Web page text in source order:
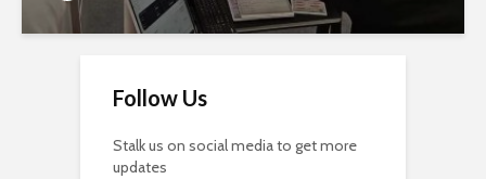
Follow Us
Stalk us on social media to get more
updates